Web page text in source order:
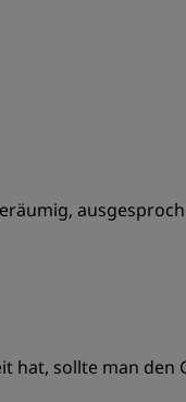
hat, sollte man den